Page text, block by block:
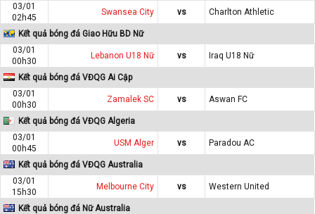
03/01
02h45
Swansea City vs Charlton Athletic
Kết quả bóng đá Giao Hữu BD Nữ
03/01
00h30
Lebanon U18 Nữ vs Iraq U18 Nữ
Kết quả bóng đá VĐQG Ai Cập
03/01
00h30
Zamalek SC vs Aswan FC
Kết quả bóng đá VĐQG Algeria
03/01
00h45
USM Alger vs Paradou AC
Kết quả bóng đá VĐQG Australia
03/01
15h30
Melbourne City vs Western United
Kết quả bóng đá Nữ Australia